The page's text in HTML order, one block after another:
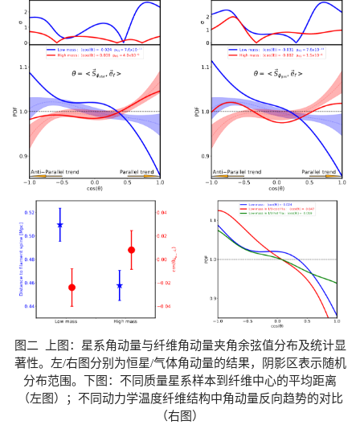
图二 上图：星系角动量与纤维角动量夹角余弦值分布及统计显
著性。左/右图分别为恒星/气体角动量的结果，阴影区表示随机
分布范围。下图：不同质量星系样本到纤维中心的平均距离
（左图）；不同动力学温度纤维结构中角动量反向趋势的对比
（右图）